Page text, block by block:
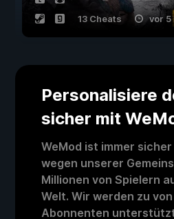
13 Cheats vor 5
Personalisiere
sicher mit
WeMod ist immer
wegen unserer
Millionen von Spielern
Welt. Wir werden zu
Abonnenten